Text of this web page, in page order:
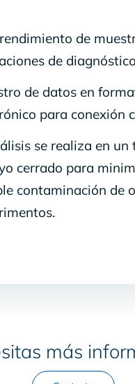
de
de
de datos en
para conexión
se realiza en un
cerrado para
contaminación de
más